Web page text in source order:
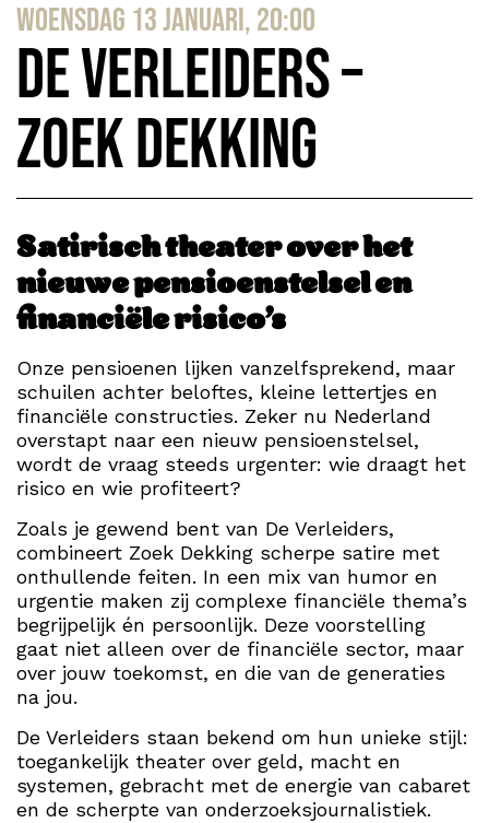
woensdag 13 januari, 20:00
De Verleiders –
Zoek dekking
Satirisch theater over het
nieuwe pensioenstelsel en
financiële risico’s
Onze pensioenen lijken vanzelfsprekend, maar
schuilen achter beloftes, kleine lettertjes en
financiële constructies. Zeker nu Nederland
overstapt naar een nieuw pensioenstelsel,
wordt de vraag steeds urgenter: wie draagt het
risico en wie profiteert?
Zoals je gewend bent van De Verleiders,
combineert Zoek Dekking scherpe satire met
onthullende feiten. In een mix van humor en
urgentie maken zij complexe financiële thema’s
begrijpelijk én persoonlijk. Deze voorstelling
gaat niet alleen over de financiële sector, maar
over jouw toekomst, en die van de generaties
na jou.
De Verleiders staan bekend om hun unieke stijl:
toegankelijk theater over geld, macht en
systemen, gebracht met de energie van cabaret
en de scherpte van onderzoeksjournalistiek.